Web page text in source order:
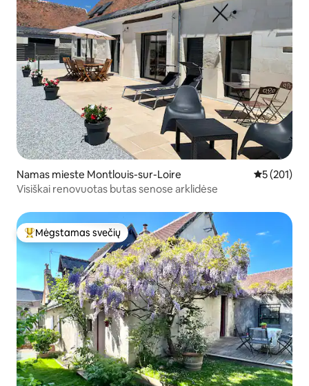
Namas mieste Montlouis-sur-Loire Vidutinis
5 (201)
Visiškai renovuotas butas senose arklidėse
Svečių mėgstamiausias
Mėgstamas svečių